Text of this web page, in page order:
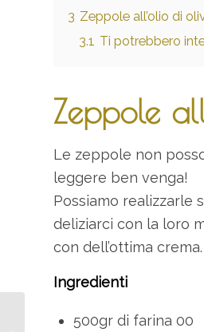
3 Zeppole all’olio di
3.1 Ti potrebbero
Zeppole
Le zeppole non
leggere ben venga!
Possiamo
deliziarci con la loro
con dell’ottima crema.
Ingredienti
500gr di farina 00
Olio di oliva e Avocado: